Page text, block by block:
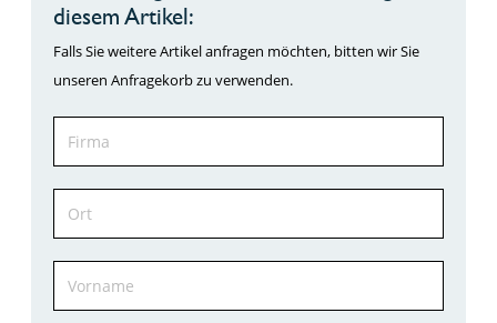
diesem Artikel:
Falls Sie weitere Artikel anfragen möchten, bitten wir Sie
unseren Anfragekorb zu verwenden.